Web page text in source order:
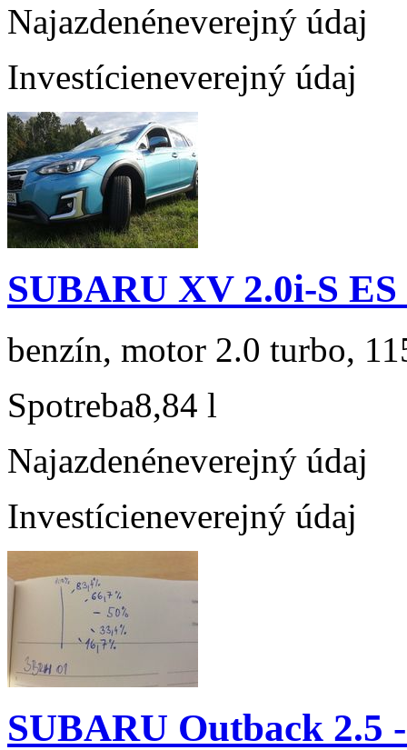
Najazdenéneverejný údaj
Investícieneverejný údaj
SUBARU XV 2.0i-S
benzín, motor 2.0 turbo,
Spotreba8,84 l
Najazdenéneverejný údaj
Investícieneverejný údaj
SUBARU Outback 2.5